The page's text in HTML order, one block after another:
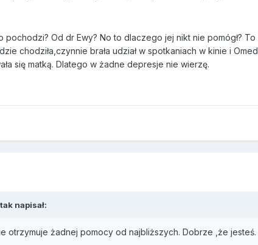
Od dr Ewy? No to dlaczego jej nikt nie pomógł? To
chodziła,czynnie brała udział w spotkaniach w kinie i
się matką. Dlatego w żadne depresje nie wierzę.
napisał:
otrzymuje żadnej pomocy od najbliższych. Dobrze ,że jesteś.